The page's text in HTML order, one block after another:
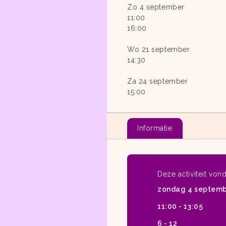
Zo 4 september
11:00
16:00
Wo 21 september
14:30
Za 24 september
15:00
Informatie
Deze activiteit
zondag 4
11:00 - 13:05
6 - 12